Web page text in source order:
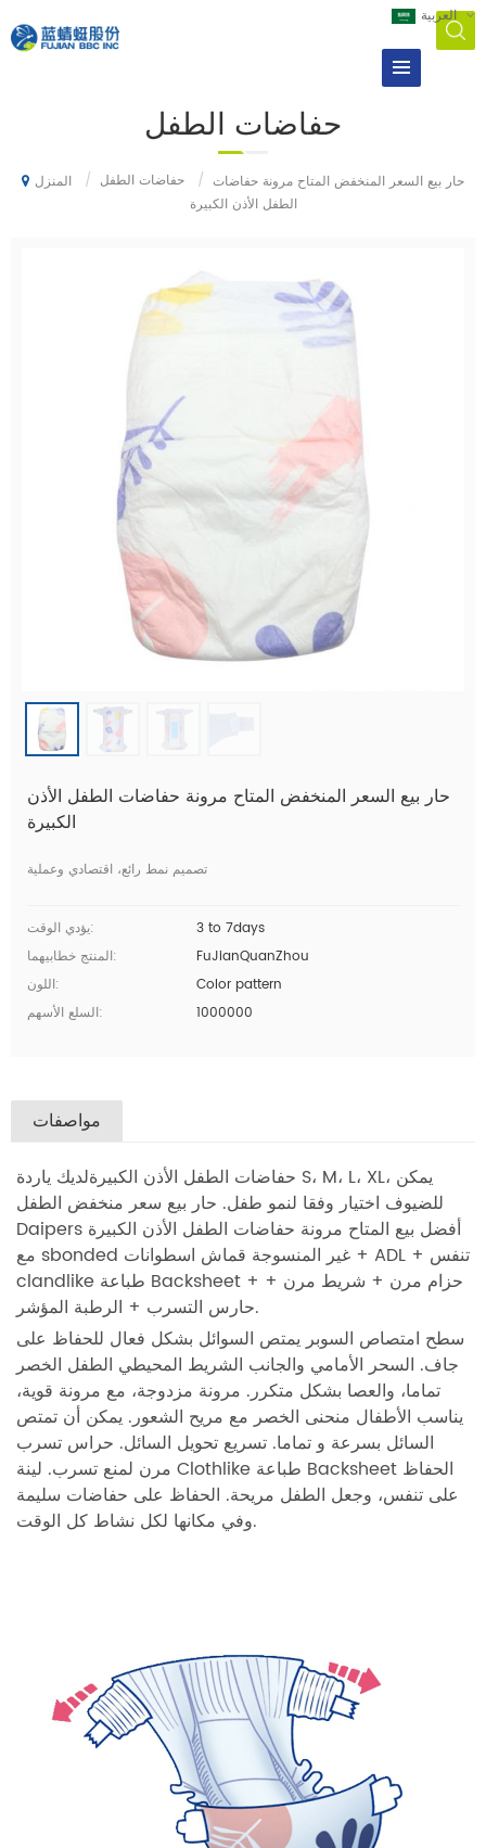
العربية
حفاضات الطفل
المنزل / حفاضات الطفل / حار بيع السعر المنخفض المتاح مرونة حفاضات
الطفل الأذن الكبيرة
حار بيع السعر المنخفض المتاح مرونة حفاضات الطفل الأذن
الكبيرة
تصميم نمط رائع، اقتصادي وعملية
يؤدي الوقت:
3 to 7days
المنتج خطابيهما:
FuJianQuanZhou
اللون:
Color pattern
السلع الأسهم:
1000000
مواصفات
حفاضات الطفل الأذن الكبيرةلديك ياردة S، M، L، XL، يمكن
للضيوف اختيار وفقا لنمو طفل. حار بيع سعر منخفض الطفل
Daipers أفضل بيع المتاح مرونة حفاضات الطفل الأذن الكبيرة
مع sbonded غير المنسوجة قماش اسطوانات + ADL + تنفس
clandlike طباعة Backsheet + حزام مرن + شريط مرن +
حارس التسرب + الرطبة المؤشر.
سطح امتصاص السوبر يمتص السوائل بشكل فعال للحفاظ على
جاف. السحر الأمامي والجانب الشريط المحيطي الطفل الخصر
تماما، والعصا بشكل متكرر. مرونة مزدوجة، مع مرونة قوية،
يناسب الأطفال منحنى الخصر مع مريح الشعور. يمكن أن تمتص
السائل بسرعة و تماما. تسريع تحويل السائل. حراس تسرب
مرن لمنع تسرب. لينة Clothlike طباعة Backsheet الحفاظ
على تنفس، وجعل الطفل مريحة. الحفاظ على حفاضات سليمة
وفي مكانها لكل نشاط كل الوقت.